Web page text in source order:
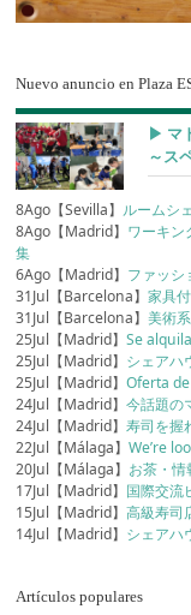
Nuevo anuncio en Plaza
▶︎ マ
～ス
8Ago【Sevilla】 ルームシ
8Ago【Madrid】 ワーキン
集
6Ago【Madrid】 ファッシ
31Jul【Barcelona】家具
31Jul【Barcelona】美術
25Jul【Madrid】Se
25Jul【Madrid】 シェアハ
25Jul【Madrid】Oferta
24Jul【Madrid】今話題の
24Jul【Madrid】寿司を握
22Jul【Málaga】We’re
20Jul【Málaga】 お茶・
17Jul【Madrid】 国際交流
15Jul【Madrid】高級寿司
14Jul【Madrid】 シェアハ
Artículos populares